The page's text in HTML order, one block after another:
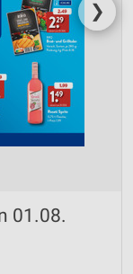
❯
01.08.